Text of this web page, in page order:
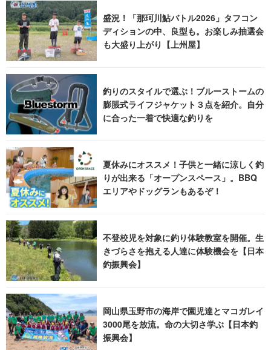
盛況！「那珂川鮎バトル2026」タフコン
ディションの中、良型も。お楽しみ抽選会
も大盛り上がり【上州屋】
釣りのスタイルで選ぶ！ブルーストームの
膨脹式ライフジャケット３点を紹介。自分
に合った一着で快適な釣りを
夏休みにオススメ！子供と一緒に涼しく釣
りが出来る「オープンスペース」。BBQ
エリアやドッグランもあるぞ！
不登校児を対象に釣り体験教室を開催。生
きづらさを抱える人達に体験機会を【日本
釣振興会】
岡山県玉野市の海岸で園児達とマコガレイ
3000尾を放流。命の大切さ学ぶ【日本釣
振興会】